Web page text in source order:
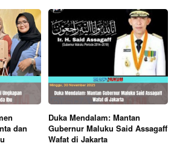
dan
Duka Mendalam: Mantan
Gubernur Maluku Said Assagaff
Wafat di Jakarta